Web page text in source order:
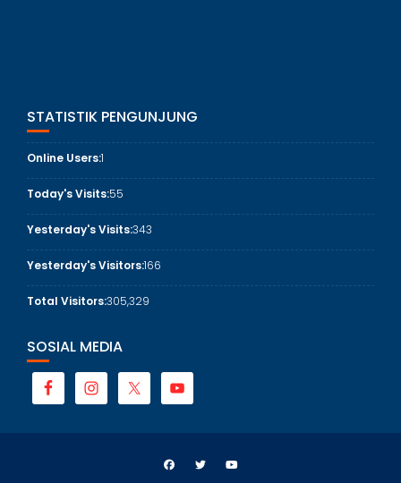
STATISTIK PENGUNJUNG
Online Users:1
Today's Visits:55
Yesterday's Visits:343
Yesterday's Visitors:166
Total Visitors:305,329
SOSIAL MEDIA